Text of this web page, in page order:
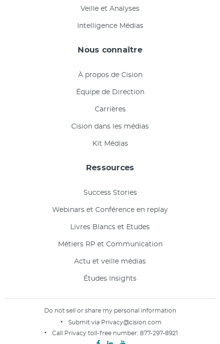
Veille et Analyses
Intelligence Médias
Nous connaître
À propos de Cision
Équipe de Direction
Carrières
Cision dans les médias
Kit Médias
Ressources
Success Stories
Webinars et Conférence en replay
Livres Blancs et Etudes
Métiers RP et Communication
Actu et veille médias
Études Insights
Do not sell or share my personal information
Submit via Privacy@cision.com
Call Privacy toll-free number: 877-297-8921